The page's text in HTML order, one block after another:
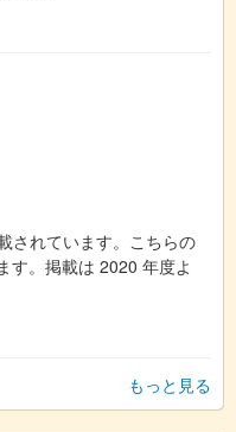
されています。こちらの
す。掲載は 2020 年度よ
もっと見る